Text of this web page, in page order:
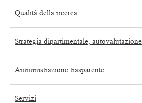
Qualità della ricerca
Strategia dipartimentale, autovalutazione
Amministrazione trasparente
Servizi